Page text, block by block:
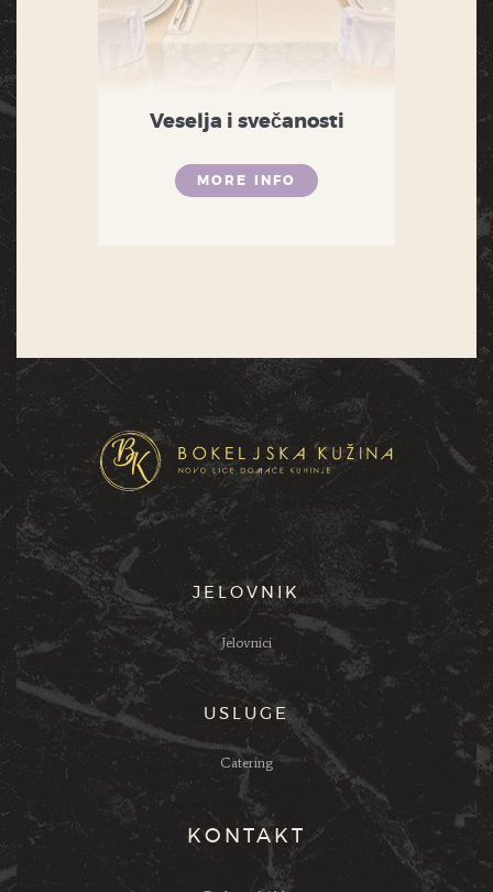
Veselja i svečanosti
MORE INFO
JELOVNIK
Jelovnici
USLUGE
Catering
KONTAKT